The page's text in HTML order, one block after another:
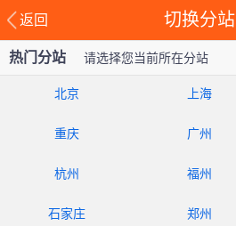
返回 切换分站
热门分站 请选择您当前所在分站
北京 上海
重庆 广州
杭州 福州
石家庄 郑州